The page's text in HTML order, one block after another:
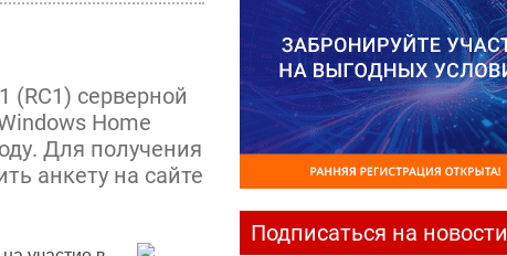
(RC1) серверной
Home
Для получения
анкету на сайте
Подписаться на новости